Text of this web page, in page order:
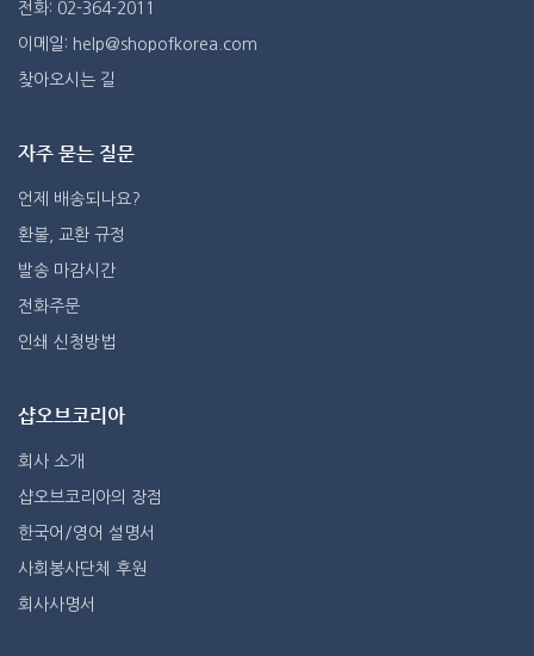
전화: 02-364-2011
이메일: help@shopofkorea.com
찾아오시는 길
자주 묻는 질문
언제 배송되나요?
환불, 교환 규정
발송 마감시간
전화주문
인쇄 신청방법
샵오브코리아
회사 소개
샵오브코리아의 장점
한국어/영어 설명서
사회봉사단체 후원
회사사명서